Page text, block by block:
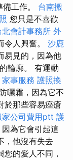
工作。 台南搬
您只是不喜歡
會計事務所 外
令人興奮。 沙鹿
易見的，因為他
輪廓。 有運動
家事服務 護照換
曬霜，因為它不
於那些容易痤瘡
家公司費用ptt 護
為它會引起這
，他沒有失去
您的愛人不同，